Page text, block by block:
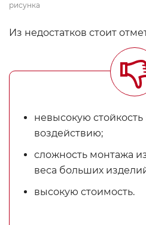
рисунка
Из недостатков стоит
невысокую
воздействию;
сложность монтажа
веса больших
высокую стоимость.